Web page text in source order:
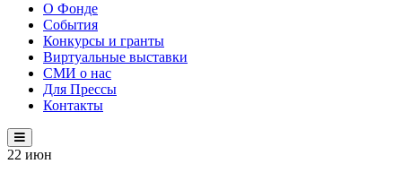
О Фонде
События
Конкурсы и гранты
Виртуальные выставки
СМИ о нас
Для Прессы
Контакты
22 июн